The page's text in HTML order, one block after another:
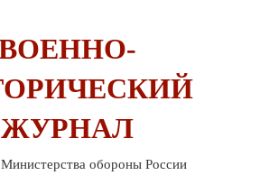
ЖУРНАЛ
обороны России